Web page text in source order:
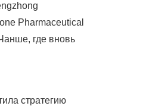
Pharmaceutical
где вновь
стратегию